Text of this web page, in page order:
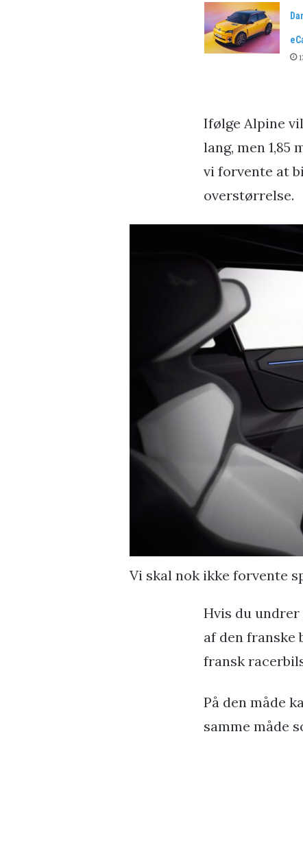
Ifølge Alpine
lang, men
vi forvente at
overstørrelse.
Vi skal nok ikke forvente
Hvis du
af den
fransk
På den måde
samme måde